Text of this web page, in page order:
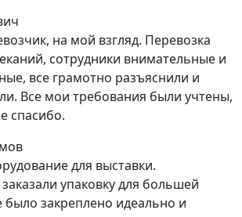
на мой взгляд. Перевозка
сотрудники внимательные и
все грамотно разъяснили и
Все мои требования были учтены,
спасибо.
для выставки.
упаковку для большей
было закреплено идеально и